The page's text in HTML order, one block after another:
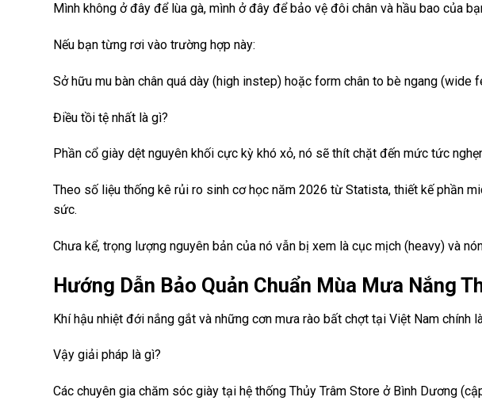
Mình không ở đây để lùa gà, mình ở đây để bảo vệ đôi chân và hầu bao của
Nếu bạn từng rơi vào trường hợp này:
Sở hữu mu bàn chân quá dày (high instep) hoặc form chân to bè ngang (wide
Điều tồi tệ nhất là gì?
Phần cổ giày dệt nguyên khối cực kỳ khó xỏ, nó sẽ thít chặt đến mức tức
Theo số liệu thống kê rủi ro sinh cơ học năm 2026 từ Statista, thiết kế phần
sức.
Chưa kể, trọng lượng nguyên bản của nó vẫn bị xem là cục mịch (heavy) và
Hướng Dẫn Bảo Quản Chuẩn Mùa Mưa Nắng
Khí hậu nhiệt đới nắng gắt và những cơn mưa rào bất chợt tại Việt Nam chính
Vậy giải pháp là gì?
Các chuyên gia chăm sóc giày tại hệ thống Thủy Trâm Store ở Bình Dương